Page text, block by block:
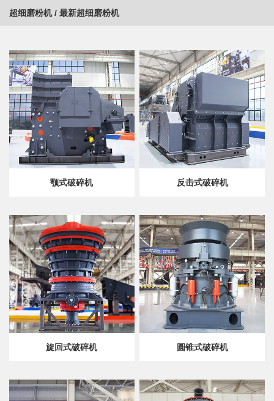
超细磨粉机/ 最新超细磨粉机
颚式破碎机 反击式破碎机
旋回式破碎机 圆锥式破碎机